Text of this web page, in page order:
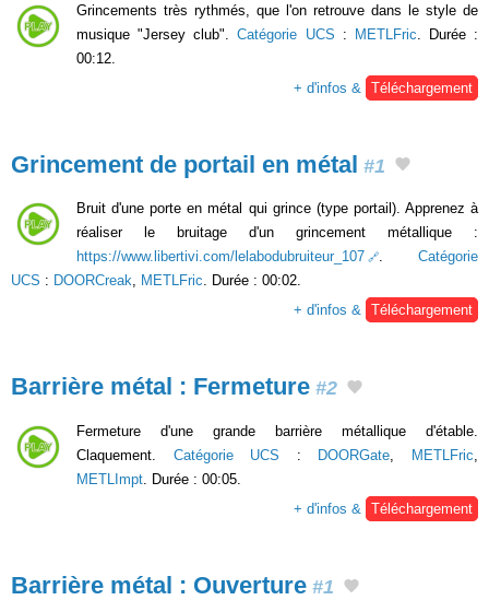
Grincements très rythmés, que l'on retrouve dans le style de
musique "Jersey club".Catégorie UCS : METLFric . Durée :
00:12.
+ d'infos &
Téléchargement
Grincement de portail en métal #1
Bruit d'une porte en métal qui grince (type portail). Apprenez à
réaliser le bruitage d'un grincement métallique :
https://www.libertivi.com/lelabodubruiteur_107
. Catégorie
UCS : DOORCreak, METLFric. Durée : 00:02.
+ d'infos & Téléchargement
Barrière métal : Fermeture #2
Fermeture d'une grande barrière métallique d'étable.
Claquement. Catégorie UCS : DOORGate METLFric
METLImpt . Durée : 00:05.
+ d'infos &
Téléchargement
Barrière métal : Ouverture #1